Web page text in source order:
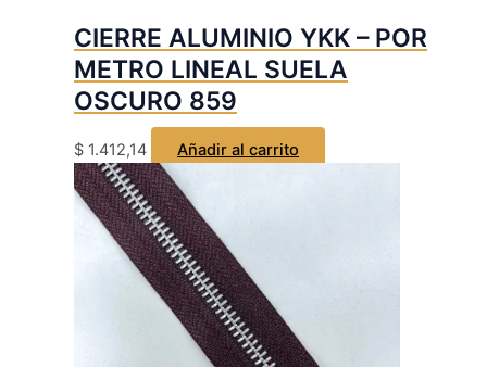
CIERRE ALUMINIO YKK – POR
METRO LINEAL SUELA
OSCURO 859
$ 1.412,14 Añadir al carrito